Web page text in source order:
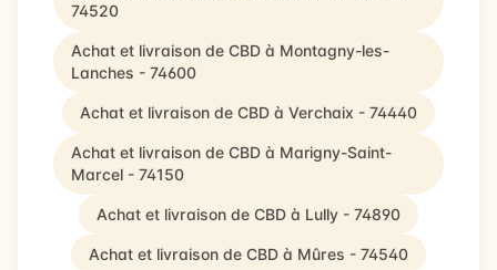
74520
Achat et livraison de CBD à Montagny-les-
Lanches - 74600
Achat et livraison de CBD à Verchaix - 74440
Achat et livraison de CBD à Marigny-Saint-
Marcel - 74150
Achat et livraison de CBD à Lully - 74890
Achat et livraison de CBD à Mûres - 74540